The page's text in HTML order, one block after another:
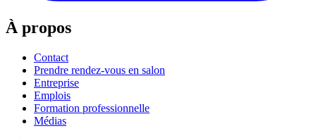
À propos
Contact
Prendre rendez-vous en salon
Entreprise
Emplois
Formation professionnelle
Médias